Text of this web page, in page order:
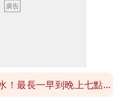
手「解衣」檢查
女演員當「全職運將」
人
！最長一早到晚上七點都